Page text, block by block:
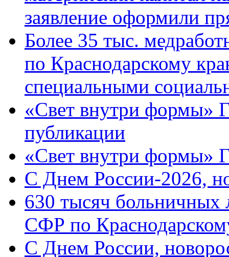
заявление оформили
Более 35 тыс.
по Краснодарскому
специальными
«Свет внутри формы»
публикации
«Свет внутри формы»
C Днем России-2026,
630 тысяч больничных
СФР по
C Днем России,